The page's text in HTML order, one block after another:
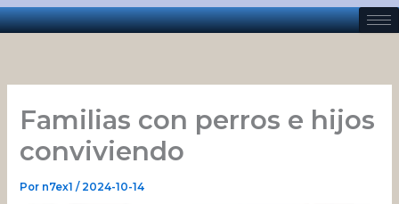
Familias con perros e hijos
conviviendo
Por n7ex1/2024-10-14